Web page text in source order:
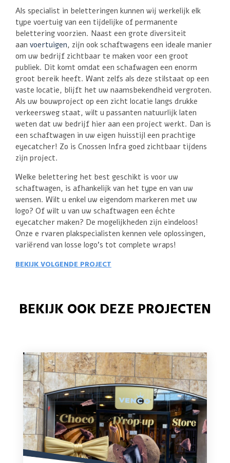
Als specialist in beletteringen kunnen wij werkelijk elk
type voertuig van een tijdelijke of permanente
belettering voorzien. Naast een grote diversiteit
aan voertuigen, zijn ook schaftwagens een ideale manier
om uw bedrijf zichtbaar te maken voor een groot
publiek. Dit komt omdat een schafwagen een enorm
groot bereik heeft. Want zelfs als deze stilstaat op een
vaste locatie, blijft het uw naamsbekendheid vergroten.
Als uw bouwproject op een zicht locatie langs drukke
verkeersweg staat, wilt u passanten natuurlijk laten
weten dat uw bedrijf hier aan een project werkt. Dan is
een schaftwagen in uw eigen huisstijl een prachtige
eyecatcher! Zo is Cnossen Infra goed zichtbaar tijdens
zijn project.
Welke belettering het best geschikt is voor uw
schaftwagen, is afhankelijk van het type en van uw
wensen. Wilt u enkel uw eigendom markeren met uw
logo? Of wilt u van uw schaftwagen een échte
eyecatcher maken? De mogelijkheden zijn eindeloos!
Onze e rvaren plakspecialisten kennen vele oplossingen,
variërend van losse logo’s tot complete wraps!
BEKIJK VOLGENDE PROJECT
BEKIJK OOK DEZE PROJECTEN